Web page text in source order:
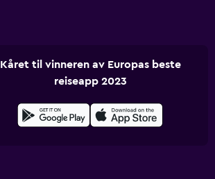
Kåret til vinneren av Europas beste
reiseapp 2023